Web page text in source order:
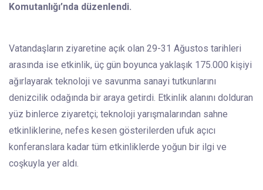
Komutanlığı’nda düzenlendi.
Vatandaşların ziyaretine açık olan 29-31 Ağustos tarihleri
arasında ise etkinlik, üç gün boyunca yaklaşık 175.000 kişiyi
ağırlayarak teknoloji ve savunma sanayi tutkunlarını
denizcilik odağında bir araya getirdi. Etkinlik alanını dolduran
yüz binlerce ziyaretçi; teknoloji yarışmalarından sahne
etkinliklerine, nefes kesen gösterilerden ufuk açıcı
konferanslara kadar tüm etkinliklerde yoğun bir ilgi ve
coşkuyla yer aldı.